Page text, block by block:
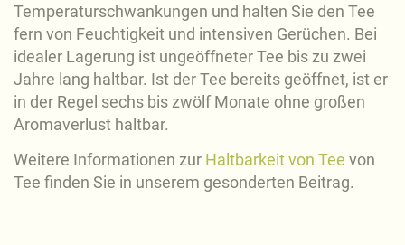
Temperaturschwankungen und halten Sie den Tee
fern von Feuchtigkeit und intensiven Gerüchen. Bei
idealer Lagerung ist ungeöffneter Tee bis zu zwei
Jahre lang haltbar. Ist der Tee bereits geöffnet, ist er
in der Regel sechs bis zwölf Monate ohne großen
Aromaverlust haltbar.
Weitere Informationen zur Haltbarkeit von Tee von
Tee finden Sie in unserem gesonderten Beitrag.